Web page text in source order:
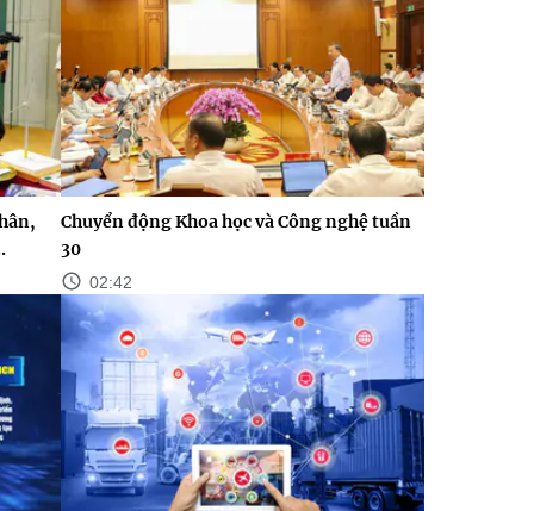
Chuyển động Khoa học và Công nghệ tuần
30
02:42